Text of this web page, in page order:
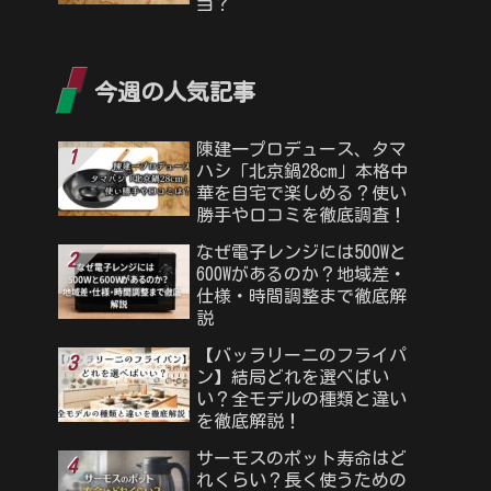
当？
今週の人気記事
陳建一プロデュース、タマ
ハシ「北京鍋28cm」本格中
華を自宅で楽しめる？使い
勝手や口コミを徹底調査！
なぜ電子レンジには500Wと
600Wがあるのか？地域差・
仕様・時間調整まで徹底解
説
【バッラリーニのフライパ
ン】結局どれを選べばい
い？全モデルの種類と違い
を徹底解説！
サーモスのポット寿命はど
れくらい？長く使うための